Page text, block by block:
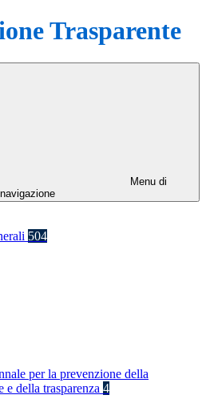
Trasparente
Menu di
navigazione
504
per la prevenzione della
e della trasparenza 4